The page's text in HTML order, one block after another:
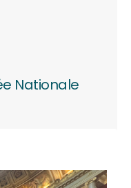
Nationale